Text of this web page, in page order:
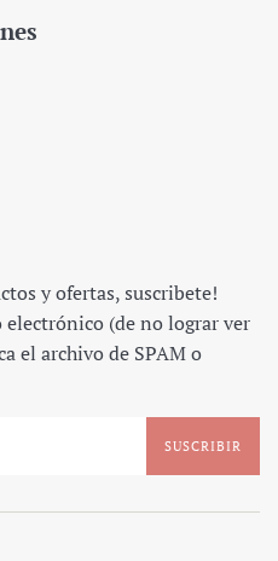
y ofertas, suscribete!
electrónico (de no lograr ver
el archivo de SPAM o
SUSCRIBIR